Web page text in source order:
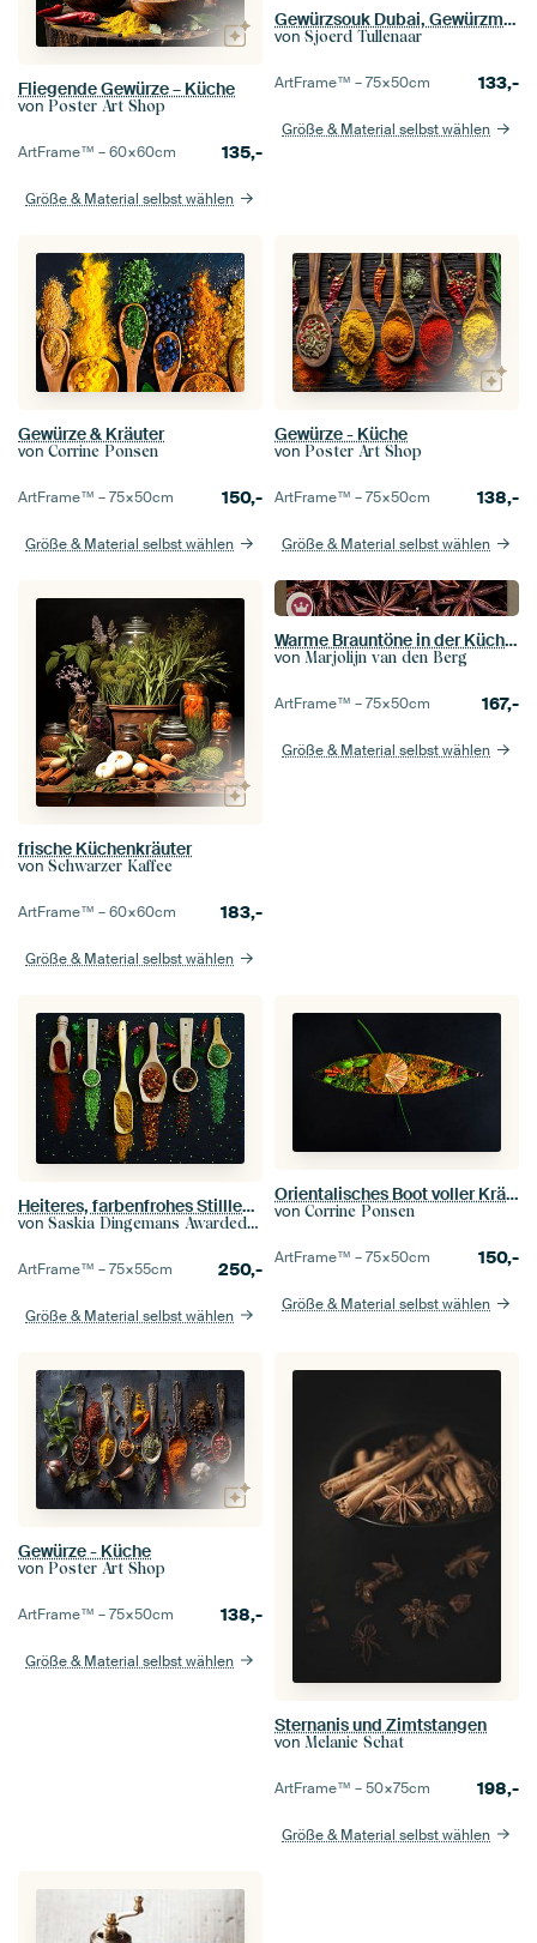
Fliegende Gewürze – Küche
von Poster Art Shop
ArtFrame™ –60×60cm 135,-
Größe & Material selbst wählen
Gewürzsouk Dubai, Gewürzmarkt Dubai, farbenfrohe Gewürze
von Sjoerd Tullenaar
ArtFrame™ –75×50cm 133,-
Größe & Material selbst wählen
Gewürze & Kräuter
von Corrine Ponsen
ArtFrame™ –75×50cm 150,-
Größe & Material selbst wählen
Gewürze - Küche
von Poster Art Shop
ArtFrame™ –75×50cm 138,-
Größe & Material selbst wählen
frische Küchenkräuter
von Schwarzer Kaffee
ArtFrame™ –60×60cm 183,-
Größe & Material selbst wählen
Warme Brauntöne in der Küche: Sternanis
von Marjolijn van den Berg
ArtFrame™ –75×50cm 167,-
Größe & Material selbst wählen
Heiteres, farbenfrohes Stillleben mit Kreiden und Gewürzen.
von Saskia Dingemans Awarded Photographer
ArtFrame™ –75×55cm 250,-
Größe & Material selbst wählen
Orientalisches Boot voller Kräuter und Gewürze
von Corrine Ponsen
ArtFrame™ –75×50cm 150,-
Größe & Material selbst wählen
Gewürze - Küche
von Poster Art Shop
ArtFrame™ –75×50cm 138,-
Größe & Material selbst wählen
Sternanis und Zimtstangen
von Melanie Schat
ArtFrame™ –50×75cm 198,-
Größe & Material selbst wählen